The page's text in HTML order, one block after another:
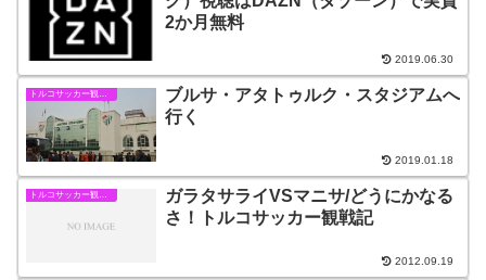
2か月無料
2019.06.30
トルコサッカー観戦情報
ブルサ・アタトゥルク・スタジアムへ
行く
2019.01.18
トルコサッカー観戦情報
ガラタサライVSマニサ/どうにかなる
さ！トルコサッカー観戦記
2012.09.19